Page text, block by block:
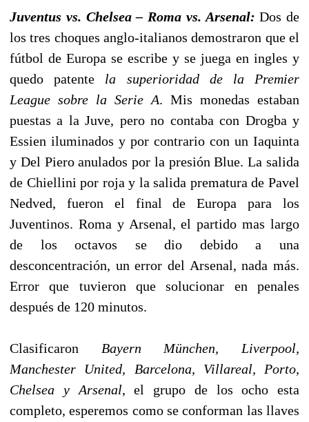
Juventus vs. Chelsea – Roma vs. Arsenal: Dos de
los tres choques anglo-italianos demostraron que el
fútbol de Europa se escribe y se juega en ingles y
quedo patente la superioridad de la Premier
League sobre la Serie A. Mis monedas estaban
puestas a la Juve, pero no contaba con Drogba y
Essien iluminados y por contrario con un Iaquinta
y Del Piero anulados por la presión Blue. La salida
de Chiellini por roja y la salida prematura de Pavel
Nedved, fueron el final de Europa para los
Juventinos. Roma y Arsenal, el partido mas largo
de los octavos se dio debido a una
desconcentración, un error del Arsenal, nada más.
Error que tuvieron que solucionar en penales
después de 120 minutos.
Clasificaron Bayern München, Liverpool,
Manchester United, Barcelona, Villareal, Porto,
Chelsea y Arsenal, el grupo de los ocho esta
completo, esperemos como se conforman las llaves